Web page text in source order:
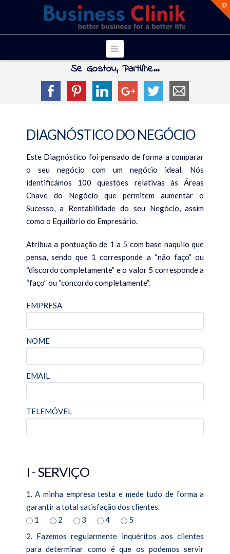
Navigation
SOBRE NÓS
Porque Trabalhar Connosco?
Coaching
Business Coaching | Coaching Empresarial
Executive Coaching
Terapia da Linha do Tempo
Coaching de Equipas Comerciais
Woman’s Executive Coaching
Workshops
Workshops para Empresários
Cursos
Programas de Coaching
Curso Propósito de Vida
QUAL O SEU DESAFIO?
Falta de Tempo
A Minha Equipa está Desmotivada
Se Gostou, Partilhe...
DIAGNÓSTICO DO NEGÓCIO
Este Diagnóstico foi pensado de forma a comparar
o seu negócio com um negócio ideal. Nós
identificámos 100 questões relativas às Áreas
Chave do Negócio que permitem aumentar o
Sucesso, a Rentabilidade do seu Negócio, assim
como o Equilíbrio do Empresário.
Atribua a pontuação de 1 a 5 com base naquilo que
pensa, sendo que 1 corresponde a “não faço” ou
“discordo completamente” e o valor 5 corresponde a
“faço” ou “concordo completamente”.
EMPRESA
NOME
EMAIL
TELEMÓVEL
I - SERVIÇO
1. A minha empresa testa e mede tudo de forma a
garantir a total satisfação dos clientes.
1
2 3 4
5
2. Fazemos regularmente inquéritos aos clientes
para determinar como é que os podemos servir